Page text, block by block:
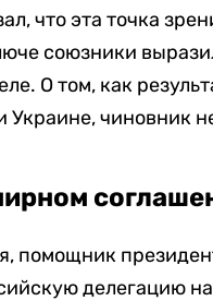
что эта точка
союзники
О том, как
чиновник
помощник
делегацию